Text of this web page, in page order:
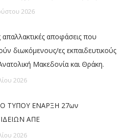
2026
απαλλακτικές αποφάσεις που
διωκόμενους/ες εκπαιδευτικούς
Μακεδονία και Θράκη.
2026
ΤΥΠΟΥ ΕΝΑΡΞΗ 27ων
ΑΠΕ
2026